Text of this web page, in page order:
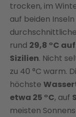
trocken, im
auf beiden
rund 29,8 °C
Sizilien. Nicht
zu 40 °C warm.
höchste
etwa 25 °C, auf
meisten